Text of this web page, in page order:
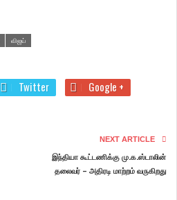
விஜய்
Twitter Google +
NEXT ARTICLE
இந்தியா கூட்டணிக்கு மு.க.ஸ்டாலின்
தலைவர் – அதிரடி மாற்றம் வருகிறது